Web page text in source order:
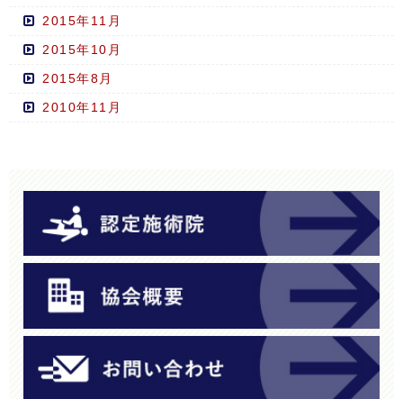
2015年11月
2015年10月
2015年8月
2010年11月